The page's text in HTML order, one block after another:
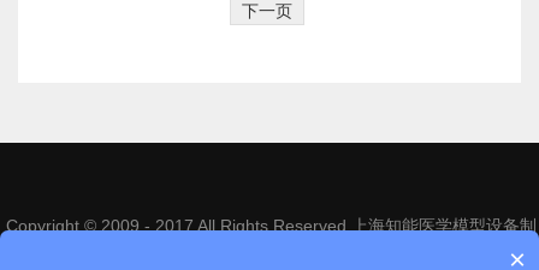
下一页
Copyright © 2009 - 2017 All Rights Reserved 上海知能医学模型设备制
×